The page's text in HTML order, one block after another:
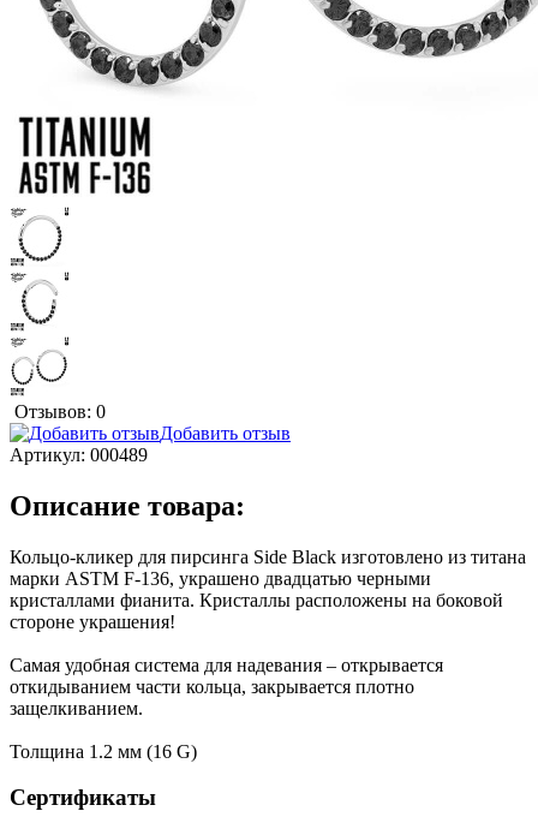
Отзывов: 0
Добавить отзыв
Артикул: 000489
Описание товара:
Кольцо-кликер для пирсинга Side Black изготовлено из титана
марки ASTM F-136, украшено двадцатью черными
кристаллами фианита. Кристаллы расположены на боковой
стороне украшения!
Самая удобная система для надевания – открывается
откидыванием части кольца, закрывается плотно
защелкиванием.
Толщина 1.2 мм (16 G)
Сертификаты